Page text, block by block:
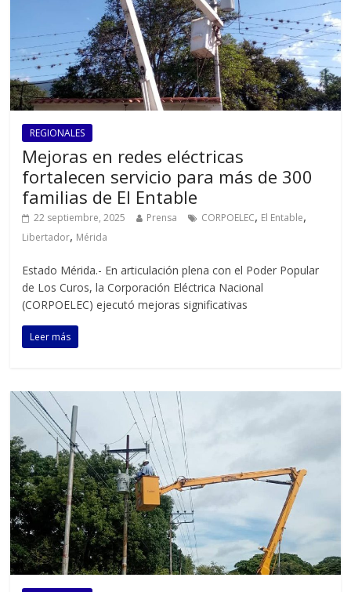
REGIONALES
Mejoras en redes eléctricas
fortalecen servicio para más de 300
familias de El Entable
22 septiembre, 2025 Prensa CORPOELEC, El Entable,
Libertador, Mérida
Estado Mérida.- En articulación plena con el Poder Popular
de Los Curos, la Corporación Eléctrica Nacional
(CORPOELEC) ejecutó mejoras significativas
Leer más